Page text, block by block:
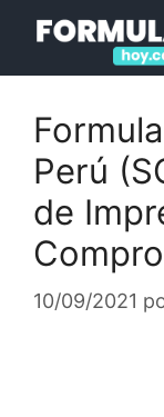
contenido
Perú
de
10/09/2021